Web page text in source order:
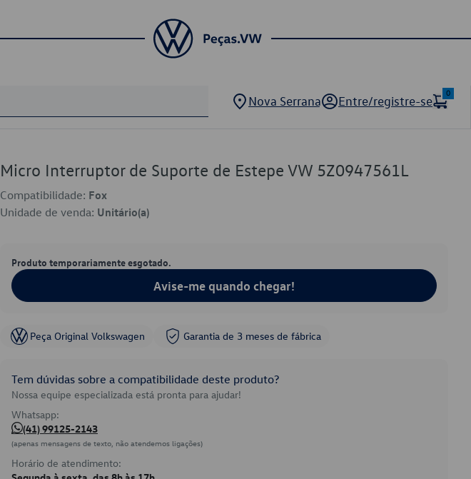
Nova Serrana Entre/registre-se
0
Micro Interruptor de Suporte de Estepe VW 5Z0947561L
Compatibilidade: Fox
Unidade de venda: Unitário(a)
Produto temporariamente esgotado.
Avise-me quando chegar!
Peça Original Volkswagen Garantia de 3 meses de fábrica
Tem dúvidas sobre a compatibilidade deste produto?
Nossa equipe especializada está pronta para ajudar!
Whatsapp:
(41) 99125-2143
(apenas mensagens de texto, não atendemos ligações)
Horário de atendimento: